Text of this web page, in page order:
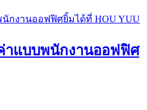
าแบบพนักงานออฟฟิศ